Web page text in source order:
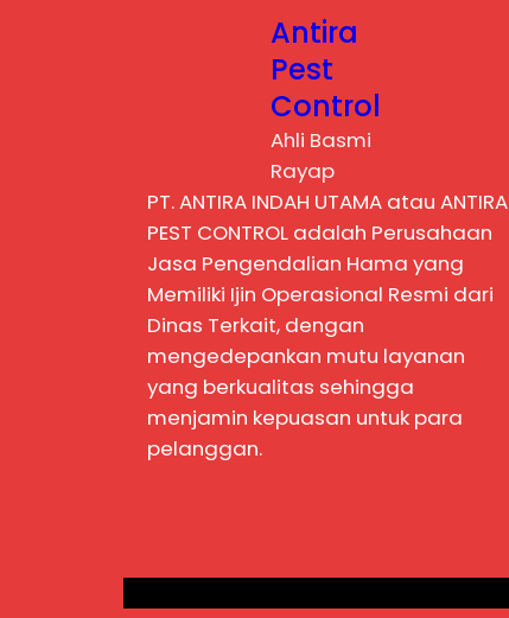
Antira
Pest
Control
Ahli Basmi
Rayap
PT. ANTIRA INDAH UTAMA atau ANTIRA
PEST CONTROL adalah Perusahaan
Jasa Pengendalian Hama yang
Memiliki Ijin Operasional Resmi dari
Dinas Terkait, dengan
mengedepankan mutu layanan
yang berkualitas sehingga
menjamin kepuasan untuk para
pelanggan.